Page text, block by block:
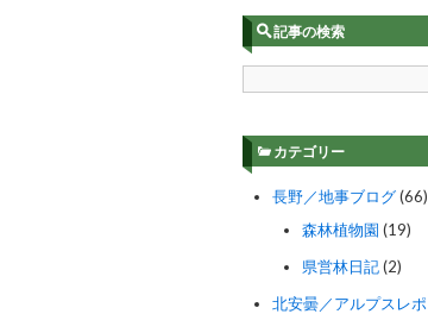
記事の検索
カテゴリー
長野／地事ブログ(66)
森林植物園 (19)
県営林日記(2)
北安曇／アルプスレポ